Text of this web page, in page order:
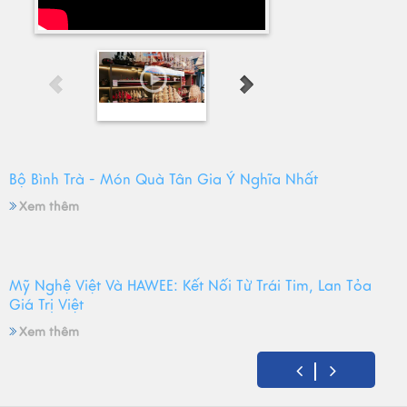
Bộ Bình Trà - Món Quà Tân Gia Ý Nghĩa Nhất
Xem thêm
Mỹ Nghệ Việt Và HAWEE: Kết Nối Từ Trái Tim, Lan Tỏa
Giá Trị Việt
Xem thêm